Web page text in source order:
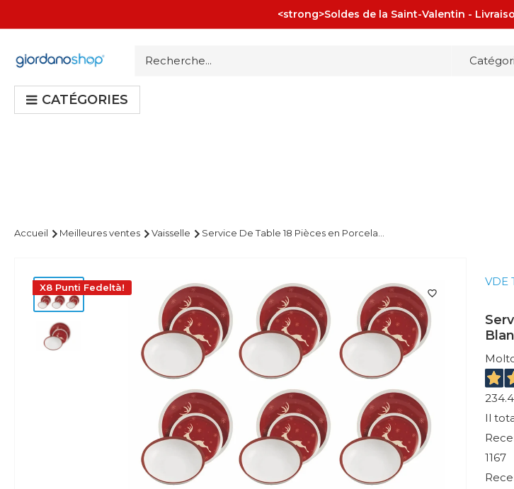
au
<strong>Soldes de la Saint-Valentin -
Giordano
CATÉGORIES
Accueil Meilleures ventes Vaisselle Service De Table 18 Pièces en Porcela...
X8 Punti Fedeltà! VDE
Il
1167